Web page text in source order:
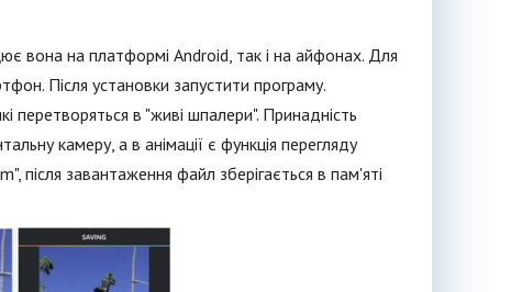
вона на платформі Android, так і на айфонах. Для
Після установки запустити програму.
перетворяться в "живі шпалери". Принадність
камеру, а в анімації є функція перегляду
завантаження файл зберігається в пам'яті